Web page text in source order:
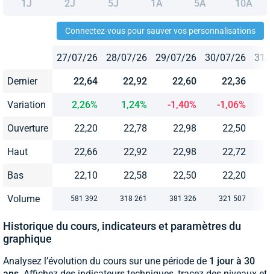
1J 2J 5J 1A 5A 10A
Connectez-vous pour sauver vos personnalisations
27/07/26 28/07/26 29/07/26 30/07/26
Dernier 22,64 22,92 22,60 22,36
Variation 2,26% 1,24% -1,40% -1,06%
Ouverture 22,20 22,78 22,98 22,50
Haut 22,66 22,92 22,98 22,72
Bas 22,10 22,58 22,50 22,20
Volume 581 392 318 261 381 326 321 507
Historique du cours, indicateurs et paramètres du
graphique
Analysez l’évolution du cours sur une période de 1 jour à 30